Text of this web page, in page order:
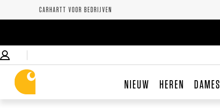
CARHARTT VOOR BEDRIJVEN
NIEUW HEREN DAMES